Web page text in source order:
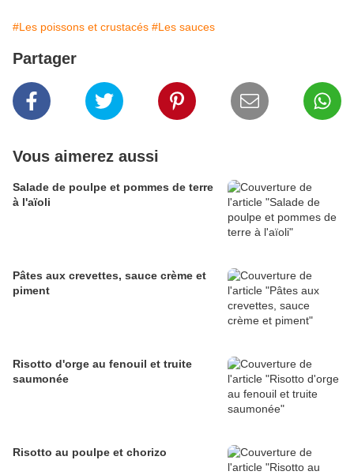
#Les poissons et crustacés #Les sauces
Partager
Vous aimerez aussi
Salade de poulpe et pommes de terre
à l'aïoli
Pâtes aux crevettes, sauce crème et
piment
Risotto d'orge au fenouil et truite
saumonée
Risotto au poulpe et chorizo